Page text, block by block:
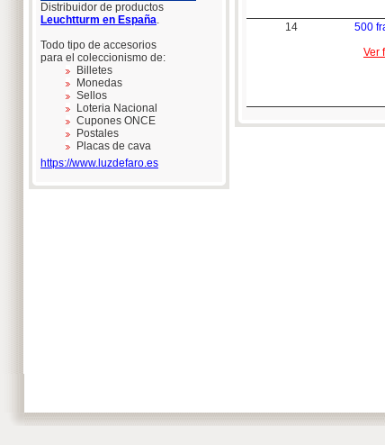
Distribuidor de productos
Leuchtturm en España.
Todo tipo de accesorios
para el coleccionismo de:
Billetes
Monedas
Sellos
Loteria Nacional
Cupones ONCE
Postales
Placas de cava
https://www.luzdefaro.es
14
500
Ver